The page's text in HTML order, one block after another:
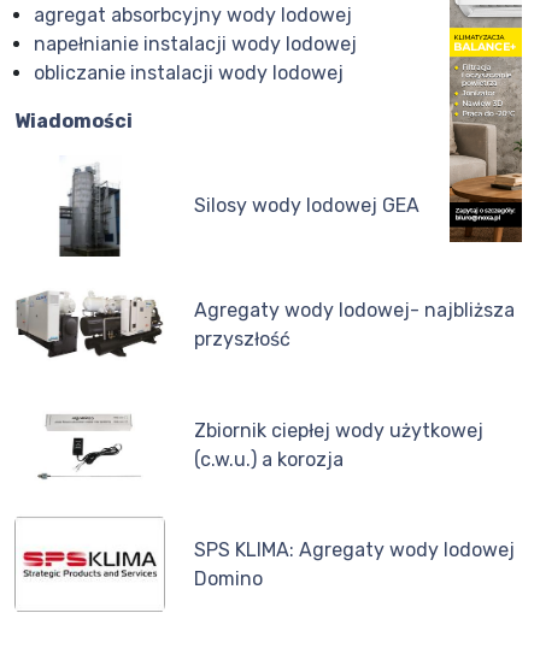
agregat absorbcyjny wody lodowej
napełnianie instalacji wody lodowej
obliczanie instalacji wody lodowej
Wiadomości
Silosy wody lodowej GEA
Agregaty wody lodowej- najbliższa
przyszłość
Zbiornik ciepłej wody użytkowej
(c.w.u.) a korozja
SPS KLIMA: Agregaty wody lodowej
Domino